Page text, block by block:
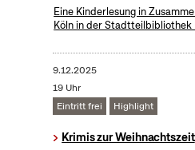
Eine Kinderlesung in
Köln in der Stadtteilbibliothek
9.12.2025
19 Uhr
Eintritt frei
Highlight
Krimis zur Weihnachtszeit